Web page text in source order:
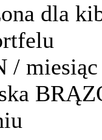
dla
/ miesiąc